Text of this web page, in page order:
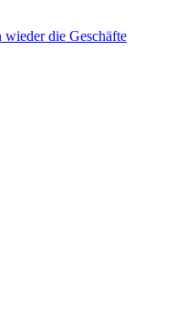
die Geschäfte